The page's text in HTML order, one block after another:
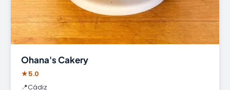
Ohana's Cakery
★5.0
📍Cádiz